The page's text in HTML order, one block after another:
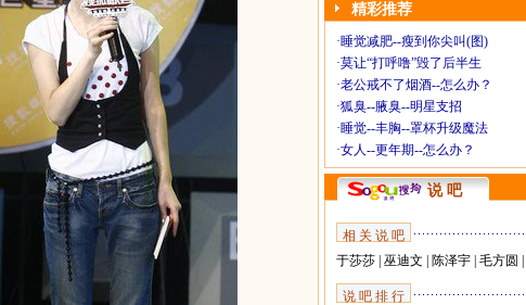
精彩推荐
·睡觉减肥--瘦到你尖叫(图)
·莫让“打呼噜”毁了后半生
·老公戒不了烟酒--怎么办？
·狐臭--腋臭--明星支招
·睡觉--丰胸--罩杯升级魔法
·女人--更年期--怎么办？
说 吧
相 关 说 吧
于莎莎| 巫迪文 陈泽宇| 毛方圆
说 吧 排 行